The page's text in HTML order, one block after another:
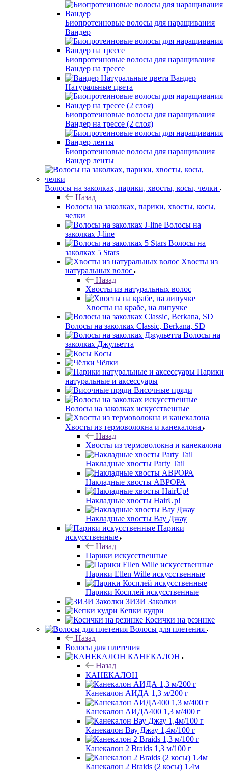
Биопротеиновые волосы для наращивания
Вандер
Биопротеиновые волосы для наращивания
Вандер на трессе
Вандер
Натуральные цвета
Биопротеиновые волосы для наращивания
Вандер на трессе (2 слоя)
Биопротеиновые волосы для наращивания
Вандер ленты
Волосы на заколках, парики, хвосты, косы, челки
Назад
Волосы на заколках, парики, хвосты, косы,
челки
Волосы на
заколках J-line
Волосы на
заколках 5 Stars
Хвосты из
натуральных волос
Назад
Хвосты из натуральных волос
Хвосты на крабе, на липучке
Волосы на заколках Classic, Berkana, SD
Волосы на
заколках Джульетта
Косы
Чёлки
Парики
натуральные и аксессуары
Височные пряди
Волосы на заколках искусственные
Хвосты из термоволокна и канекалона
Назад
Хвосты из термоволокна и канекалона
Накладные хвосты Party Tail
Накладные хвосты АВРОРА
Накладные хвосты HairUp!
Накладные хвосты Вау Джау
Парики
искусственные
Назад
Парики искусственные
Парики Ellen Wille искусственные
Парики Косплей искусственные
ЗИЗИ Заколки
Кепки кудри
Косички на резинке
Волосы для плетения
Назад
Волосы для плетения
КАНЕКАЛОН
Назад
КАНЕКАЛОН
Канекалон АИДА 1,3 м/200 г
Канекалон АИДА400 1,3 м/400 г
Канекалон Вау Джау 1,4м/100 г
Канекалон 2 Braids 1,3 м/100 г
Канекалон 2 Braids (2 косы) 1.4м